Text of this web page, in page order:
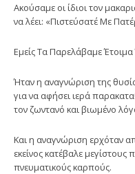
Ακούσαμε οι ίδιοι τον
να λέει: «Πιστεύσατέ Με
Εμείς Τα Παρελάβαμε
Ήταν η αναγνώριση της
για να αφήσει ιερά
τον ζωντανό και βιωμένο
Και η αναγνώριση ερχόταν
εκείνος κατέβαλε
πνευματικούς καρπούς.